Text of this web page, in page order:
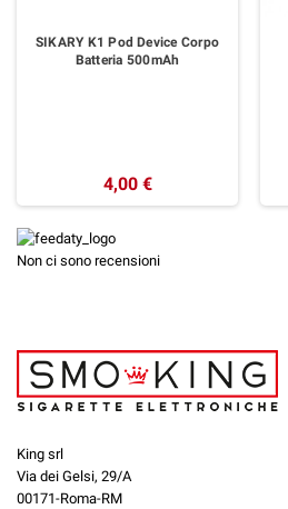
SIKARY K1 Pod Device Corpo
Batteria 500mAh
4,00 €
Non ci sono recensioni
King srl
Via dei Gelsi, 29/A
00171-Roma-RM